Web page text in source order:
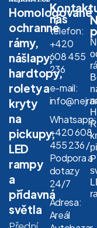
Homologované
ochranné
rámy,
nášlapy,
hardtopy,
rolety a
kryty
na
pickupy,
LED
rampy
a
přídavná
světla
nás
telefon:
+420
608 455
236
e-mail:
Whatsapp:
+420 608
455 236 /
Podpora a
dotazy
24/7
Adresa:
Areál